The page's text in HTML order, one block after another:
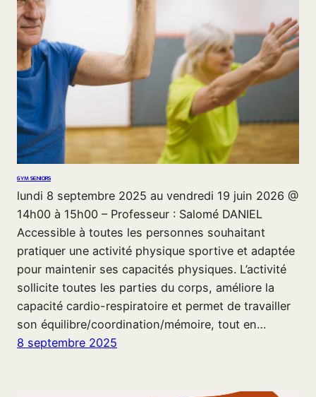
GYM SENIORS
lundi 8 septembre 2025 au vendredi 19 juin 2026 @
14h00 à 15h00 – Professeur : Salomé DANIEL
Accessible à toutes les personnes souhaitant
pratiquer une activité physique sportive et adaptée
pour maintenir ses capacités physiques. L’activité
sollicite toutes les parties du corps, améliore la
capacité cardio-respiratoire et permet de travailler
son équilibre/coordination/mémoire, tout en…
8 septembre 2025